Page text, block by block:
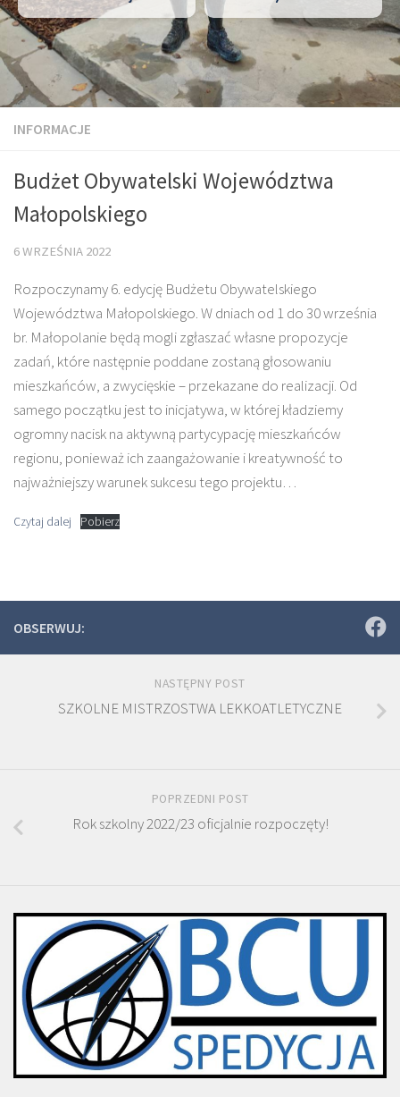
INFORMACJE
Budżet Obywatelski Województwa
Małopolskiego
6 WRZEŚNIA 2022
Rozpoczynamy 6. edycję Budżetu Obywatelskiego
Województwa Małopolskiego. W dniach od 1 do 30 września
br. Małopolanie będą mogli zgłaszać własne propozycje
zadań, które następnie poddane zostaną głosowaniu
mieszkańców, a zwycięskie – przekazane do realizacji. Od
samego początku jest to inicjatywa, w której kładziemy
ogromny nacisk na aktywną partycypację mieszkańców
regionu, ponieważ ich zaangażowanie i kreatywność to
najważniejszy warunek sukcesu tego projektu…
Czytaj dalej Pobierz
OBSERWUJ:
NASTĘPNY POST
SZKOLNE MISTRZOSTWA LEKKOATLETYCZNE
POPRZEDNI POST
Rok szkolny 2022/23 oficjalnie rozpoczęty!